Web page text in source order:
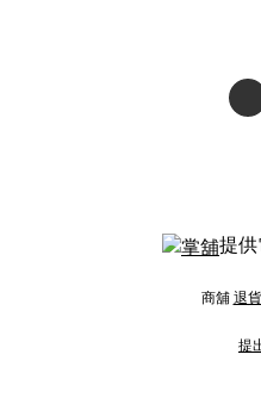
提供
商舖 退
提